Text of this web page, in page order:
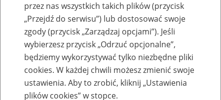
Zaproś ZUS do siebie: Aktywni 50+
przez nas wszystkich takich plików (przycisk
„Przejdź do serwisu”) lub dostosować swoje
zgody (przycisk „Zarządzaj opcjami”). Jeśli
wybierzesz przycisk „Odrzuć opcjonalne”,
będziemy wykorzystywać tylko niezbędne pliki
cookies. W każdej chwili możesz zmienić swoje
ustawienia. Aby to zrobić, kliknij „Ustawienia
plików cookies” w stopce.